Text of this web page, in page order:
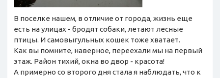
В поселке нашем, в отличие от города, жизнь еще
есть на улицах - бродят собаки, летают лесные
птицы. И самовыгульных кошек тоже хватает.
Как вы помните, наверное, переехали мы на первый
этаж. Район тихий, окна во двор - красота!
А примерно со второго дня стала я наблюдать, что к